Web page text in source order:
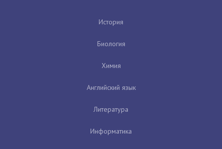
История
Биология
Химия
Английский язык
Литература
Информатика